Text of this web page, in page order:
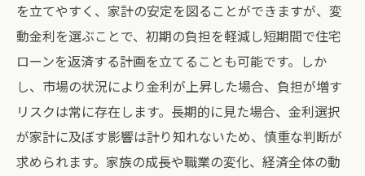
ライフイベントに備えた資金計画
返済シミュレーションで見える課題
建売住宅ローンの返済期間とその選択
建売購入時に知っておくべき返済方法の選択肢
元利均等返済と元金均等返済の違い
毎月の返済額を抑える方法
を立てやすく、家計の安定を図ることができますが、変
動金利を選ぶことで、初期の負担を軽減し短期間で住宅
ローンを返済する計画を立てることも可能です。しか
し、市場の状況により金利が上昇した場合、負担が増す
リスクは常に存在します。長期的に見た場合、金利選択
が家計に及ぼす影響は計り知れないため、慎重な判断が
求められます。家族の成長や職業の変化、経済全体の動